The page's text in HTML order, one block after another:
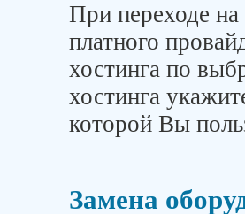
При переходе
платного
хостинга по
хостинга
которой Вы
Замена